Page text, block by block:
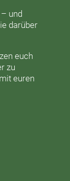
und
darüber
euch
zu
euren